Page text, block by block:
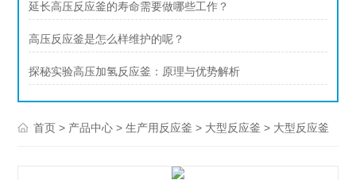
延长高压反应釜的寿命需要做哪些工作？
高压反应釜是怎么样维护的呢？
探秘实验高压加氢反应釜：原理与优势解析
首页 > 产品中心 >生产用反应釜 > 大型反应釜 > 大型反应釜